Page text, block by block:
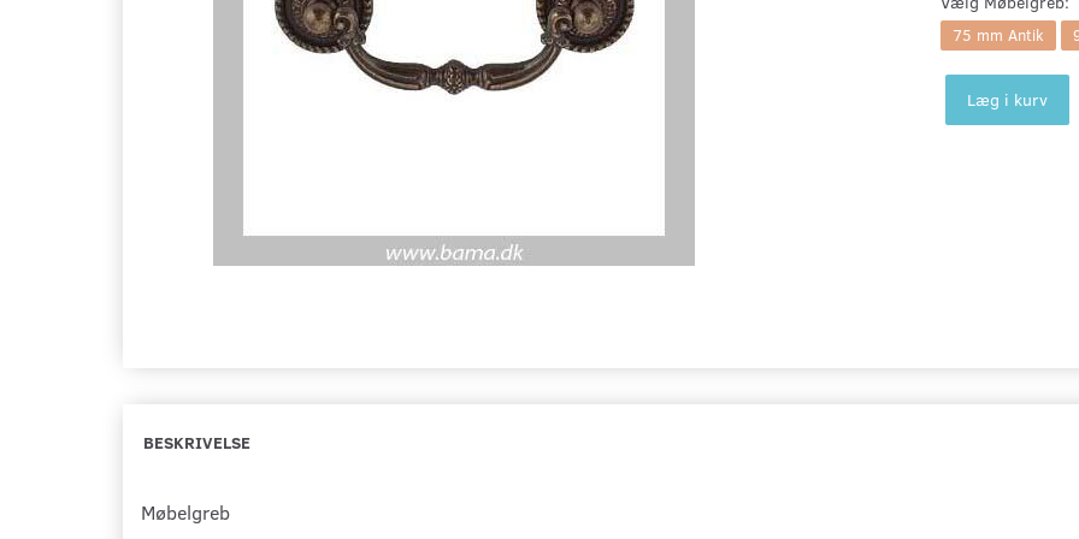
75 mm Antik
Læg i kurv
BESKRIVELSE
Møbelgreb